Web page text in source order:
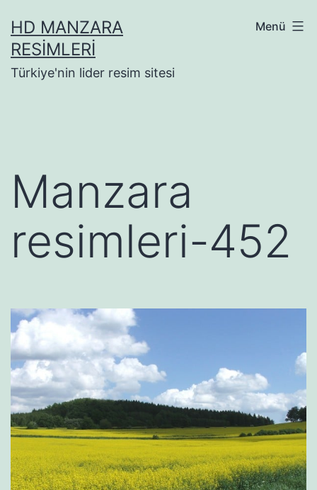
geçHD MANZARA
RESIMLERI
Türkiye'nin lider resim sitesi
Menü
Manzara
resimleri-452